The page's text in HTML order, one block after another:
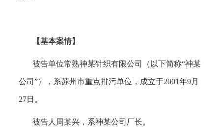
【基本案情】
被告单位常熟神某针织有限公司（以下简称“神某
公司”），系苏州市重点排污单位，成立于2001年9月
27日。
被告人周某兴，系神某公司厂长。